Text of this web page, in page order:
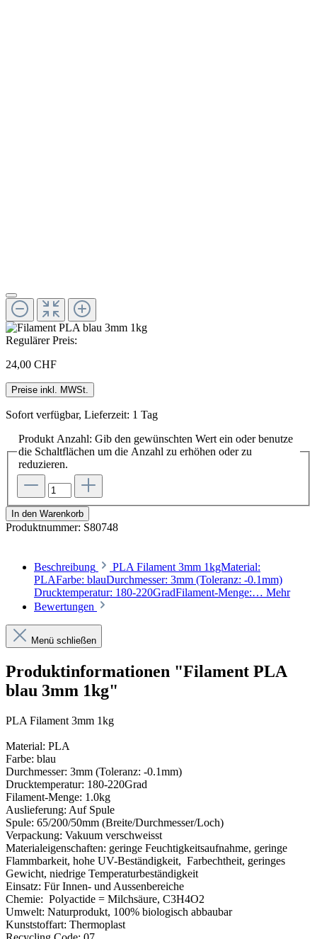
Regulärer Preis:
24,00 CHF
Preise inkl. MWSt.
Sofort verfügbar, Lieferzeit: 1 Tag
Produkt Anzahl: Gib den gewünschten Wert ein oder benutze
die Schaltflächen um die Anzahl zu erhöhen oder zu
reduzieren.
In den Warenkorb
Produktnummer: S80748
Beschreibung
PLA Filament 3mm 1kgMaterial:
PLAFarbe: blauDurchmesser: 3mm (Toleranz: -0.1mm)
Drucktemperatur: 180-220GradFilament-Menge:… Mehr
Bewertungen
Menü schließen
Produktinformationen "Filament PLA
blau 3mm 1kg"
PLA Filament 3mm 1kg
Material: PLA
Farbe: blau
Durchmesser: 3mm (Toleranz: -0.1mm)
Drucktemperatur: 180-220Grad
Filament-Menge: 1.0kg
Auslieferung: Auf Spule
Spule: 65/200/50mm (Breite/Durchmesser/Loch)
Verpackung: Vakuum verschweisst
Materialeigenschaften: geringe Feuchtigkeitsaufnahme, geringe
Flammbarkeit, hohe UV-Beständigkeit, Farbechtheit, geringes
Gewicht, niedrige Temperaturbeständigkeit
Einsatz: Für Innen- und Aussenbereiche
Chemie: Polyactide = Milchsäure, C3H4O2
Umwelt: Naturprodukt, 100% biologisch abbaubar
Kunststoffart: Thermoplast